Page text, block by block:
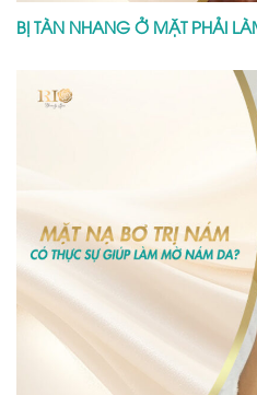
BỊ TÀN NHANG Ở MẶT PHẢI